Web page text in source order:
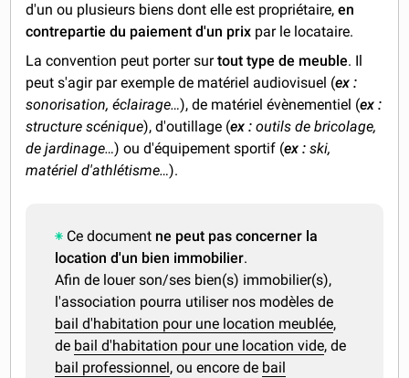
d'un ou plusieurs biens dont elle est propriétaire,en
contrepartie du paiement d'un prix par le locataire.
La convention peut porter surtout type de meuble. Il
peut s'agir par exemple de matériel audiovisuel (ex :
sonorisation, éclairage…), de matériel évènementiel (ex :
structure scénique), d'outillage (ex : outils de bricolage,
de jardinage…) ou d'équipement sportif (ex :ski,
matériel d'athlétisme…).
Ce document ne peut pas concerner la
location d'un bien immobilier.
Afin de louer son/ses bien(s) immobilier(s),
l'association pourra utiliser nos modèles de
bail d'habitation pour une location meublée,
de bail d'habitation pour une location vide, de
bail professionnel , ou encore de bail